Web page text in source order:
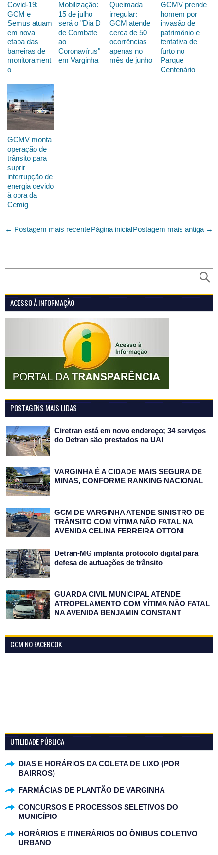
Covid-19:
GCM e
Semus atuam
em nova
etapa das
barreiras de
monitorament
o
Mobilização:
15 de julho
será o "Dia D
de Combate
ao
Coronavírus"
em Varginha
Queimada
irregular:
GCM atende
cerca de 50
ocorrências
apenas no
mês de junho
GCMV prende
homem por
invasão de
patrimônio e
tentativa de
furto no
Parque
Centenário
GCMV monta
operação de
trânsito para
suprir
interrupção de
energia devido
à obra da
Cemig
← Postagem mais recente Postagem mais antiga →
Página inicial
ACESSO À INFORMAÇÃO
POSTAGENS MAIS LIDAS
Ciretran está em novo endereço; 34 serviços
do Detran são prestados na UAI
VARGINHA É A CIDADE MAIS SEGURA DE
MINAS, CONFORME RANKING NACIONAL
GCM DE VARGINHA ATENDE SINISTRO DE
TRÂNSITO COM VÍTIMA NÃO FATAL NA
AVENIDA CELINA FERREIRA OTTONI
Detran-MG implanta protocolo digital para
defesa de autuações de trânsito
GUARDA CIVIL MUNICIPAL ATENDE
ATROPELAMENTO COM VÍTIMA NÃO FATAL
NA AVENIDA BENJAMIN CONSTANT
GCM NO FACEBOOK
UTILIDADE PÚBLICA
DIAS E HORÁRIOS DA COLETA DE LIXO (POR
BAIRROS)
FARMÁCIAS DE PLANTÃO DE VARGINHA
CONCURSOS E PROCESSOS SELETIVOS DO
MUNICÍPIO
HORÁRIOS E ITINERÁRIOS DO ÔNIBUS COLETIVO
URBANO